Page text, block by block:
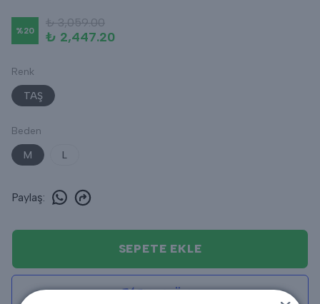
%20
₺ 3,059.00
₺ 2,447.20
Renk
TAŞ
Beden
M
L
Paylaş:
SEPETE EKLE